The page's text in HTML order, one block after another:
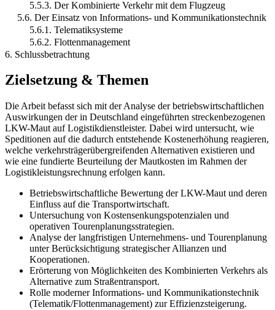
5.5.3. Der Kombinierte Verkehr mit dem Flugzeug
5.6. Der Einsatz von Informations- und Kommunikationstechnik
5.6.1. Telematiksysteme
5.6.2. Flottenmanagement
6. Schlussbetrachtung
Zielsetzung & Themen
Die Arbeit befasst sich mit der Analyse der betriebswirtschaftlichen
Auswirkungen der in Deutschland eingeführten streckenbezogenen
LKW-Maut auf Logistikdienstleister. Dabei wird untersucht, wie
Speditionen auf die dadurch entstehende Kostenerhöhung reagieren,
welche verkehrsträgerübergreifenden Alternativen existieren und
wie eine fundierte Beurteilung der Mautkosten im Rahmen der
Logistikleistungsrechnung erfolgen kann.
Betriebswirtschaftliche Bewertung der LKW-Maut und deren
Einfluss auf die Transportwirtschaft.
Untersuchung von Kostensenkungspotenzialen und
operativen Tourenplanungsstrategien.
Analyse der langfristigen Unternehmens- und Tourenplanung
unter Berücksichtigung strategischer Allianzen und
Kooperationen.
Erörterung von Möglichkeiten des Kombinierten Verkehrs als
Alternative zum Straßentransport.
Rolle moderner Informations- und Kommunikationstechnik
(Telematik/Flottenmanagement) zur Effizienzsteigerung.